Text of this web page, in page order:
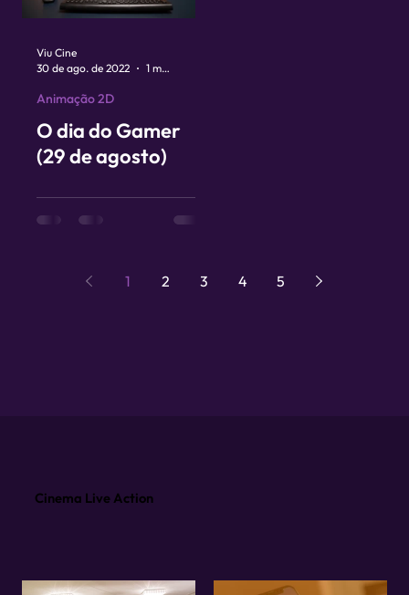
O dia do Gamer
(29 de agosto)
Animação 2D
Viu Cine
30 de ago. de 2022
1 min de leitura
1 2 3 4 5
Cinema Live Action